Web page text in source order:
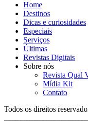
Home
Destinos
Dicas e curiosidades
Especiais
Serviços
Últimas
Revistas Digitais
Sobre nós
Revista Qual
Mídia Kit
Contato
Todos os direitos